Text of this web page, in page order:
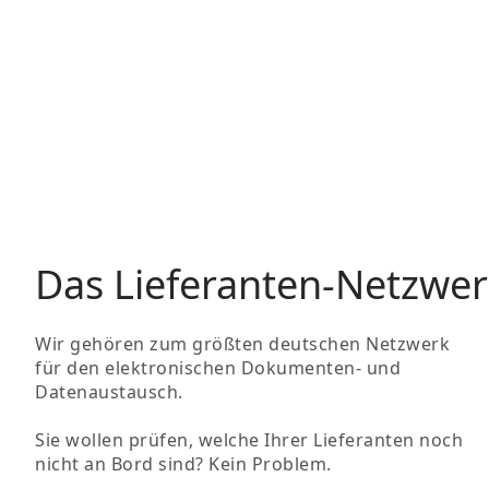
Das Lieferanten-
Wir gehören zum größten deutschen Netzwerk
für den elektronischen Dokumenten- und
Datenaustausch.
Sie wollen prüfen, welche Ihrer Lieferanten noch
nicht an Bord sind? Kein Problem.